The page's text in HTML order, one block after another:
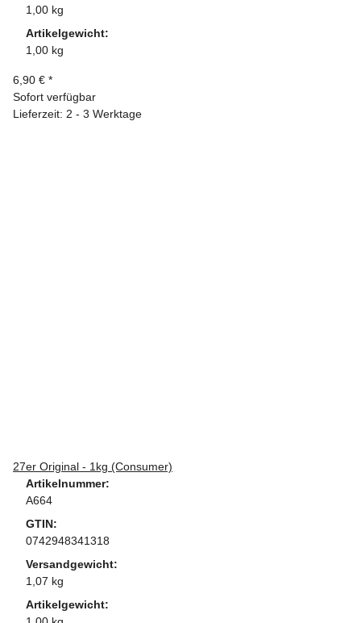
1,00 kg
Artikelgewicht:
1,00 kg
6,90 € *
Sofort verfügbar
Lieferzeit: 2 - 3 Werktage
27er Original - 1kg (Consumer)
Artikelnummer:
A664
GTIN:
0742948341318
Versandgewicht:
1,07 kg
Artikelgewicht: